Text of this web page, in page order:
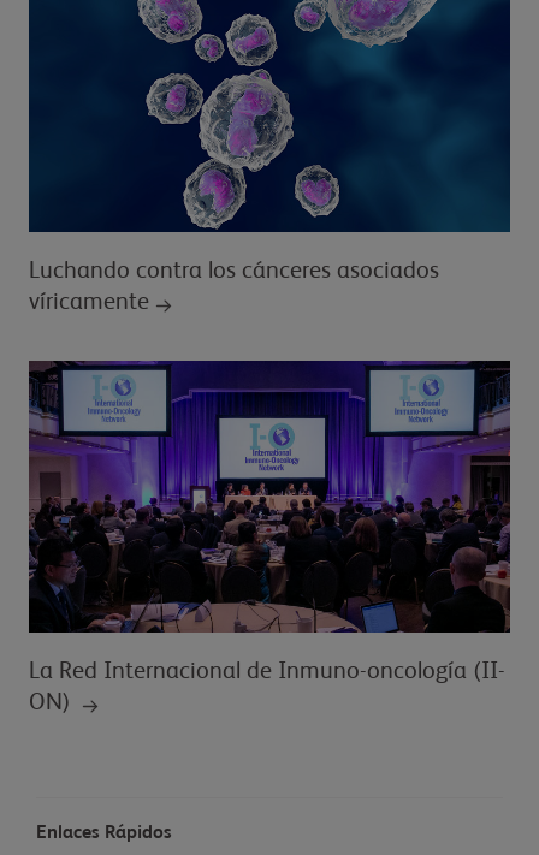
Luchando contra los cánceres asociados
víricamente
La Red Internacional de Inmuno-oncología (II-
ON)
Enlaces Rápidos